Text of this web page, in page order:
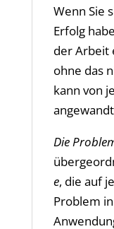
Wenn Sie
Erfolg
der Arbeit
ohne das
kann von
Die
e, die auf
Problem